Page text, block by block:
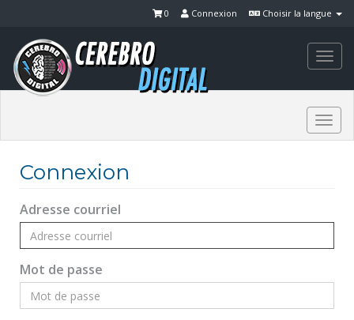
Choisir la langue
Connexion
0
Connexion
Adresse courriel
Mot de passe